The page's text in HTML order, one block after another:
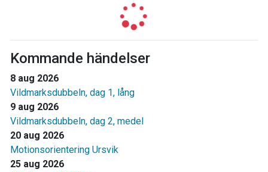
Kommande händelser
8 aug 2026
Vildmarksdubbeln, dag 1, lång
9 aug 2026
Vildmarksdubbeln, dag 2, medel
20 aug 2026
Motionsorientering Ursvik
25 aug 2026